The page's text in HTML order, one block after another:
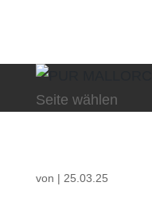
Seite wählen
von | 25.03.25